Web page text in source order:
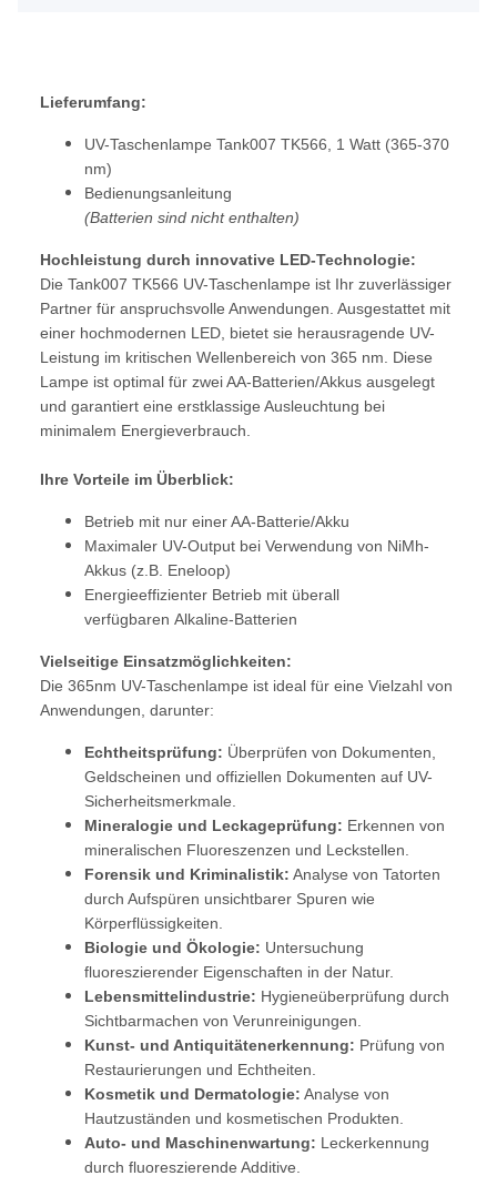
Lieferumfang:
UV-Taschenlampe Tank007 TK566, 1 Watt (365-370
nm)
Bedienungsanleitung
(Batterien sind nicht enthalten)
Hochleistung durch innovative LED-Technologie:
Die Tank007 TK566 UV-Taschenlampe ist Ihr zuverlässiger
Partner für anspruchsvolle Anwendungen. Ausgestattet mit
einer hochmodernen LED, bietet sie herausragende UV-
Leistung im kritischen Wellenbereich von 365 nm. Diese
Lampe ist optimal für zwei AA-Batterien/Akkus ausgelegt
und garantiert eine erstklassige Ausleuchtung bei
minimalem Energieverbrauch.
Ihre Vorteile im Überblick:
Betrieb mit nur einer AA-Batterie/Akku
Maximaler UV-Output bei Verwendung von NiMh-
Akkus (z.B. Eneloop)
Energieeffizienter Betrieb mit überall
verfügbaren Alkaline-Batterien
Vielseitige Einsatzmöglichkeiten:
Die 365nm UV-Taschenlampe ist ideal für eine Vielzahl von
Anwendungen, darunter:
Echtheitsprüfung: Überprüfen von Dokumenten,
Geldscheinen und offiziellen Dokumenten auf UV-
Sicherheitsmerkmale.
Mineralogie und Leckageprüfung: Erkennen von
mineralischen Fluoreszenzen und Leckstellen.
Forensik und Kriminalistik: Analyse von Tatorten
durch Aufspüren unsichtbarer Spuren wie
Körperflüssigkeiten.
Biologie und Ökologie: Untersuchung
fluoreszierender Eigenschaften in der Natur.
Lebensmittelindustrie: Hygieneüberprüfung durch
Sichtbarmachen von Verunreinigungen.
Kunst- und Antiquitätenerkennung: Prüfung von
Restaurierungen und Echtheiten.
Kosmetik und Dermatologie: Analyse von
Hautzuständen und kosmetischen Produkten.
Auto- und Maschinenwartung: Leckerkennung
durch fluoreszierende Additive.